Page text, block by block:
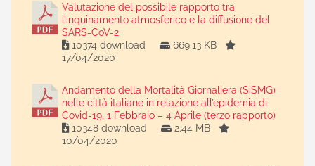
Valutazione del possibile rapporto tra
l’inquinamento atmosferico e la diffusione del
SARS-CoV-2
10374 download
669.13 KB
17/04/2020
Andamento della Mortalità Giornaliera (SiSMG)
nelle città italiane in relazione all’epidemia di
Covid-19, 1 Febbraio – 4 Aprile (terzo rapporto)
10348 download
2.44 MB
10/04/2020